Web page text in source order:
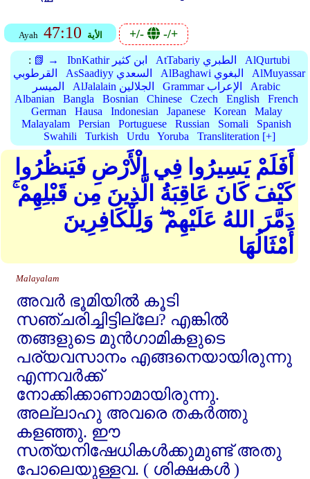
Ayah 47:10 الأية +/- -/+
: 📗 → IbnKathir ابن كثير AtTabariy الطبري
AlQurtubi
القرطوبي
AsSaadiyy السعدي AlBaghawi البغوي
AlMuyassar
الميسر
AlJalalain الجلالين Grammar الإعراب
Arabic
Albanian
Bangla Bosnian Chinese Czech English
French
German
Hausa Indonesian Japanese Korean
Malay
Malayalam
Persian Portuguese Russian Somali
Spanish
Swahili
Turkish Urdu Yoruba Transliteration [+]
أَفَلَمْ يَسِيرُوا فِي الْأَرْضِ فَيَنظُرُوا
كَيْفَ كَانَ عَاقِبَةُ الَّذِينَ مِن قَبْلِهِمْ ۚ
دَمَّرَ اللهُ عَلَيْهِمْ ۖ وَلِلْكَافِرِينَ
أَمْثَالُهَا
Malayalam
അവര്‍ ഭൂമിയില്‍ കൂടി
സഞ്ചരിച്ചിട്ടില്ലേ? എങ്കില്‍
തങ്ങളുടെ മുന്‍ഗാമികളുടെ
പര്യവസാനം എങ്ങനെയായിരുന്നു
എന്നവര്‍ക്ക്‌
നോക്കിക്കാണാമായിരുന്നു.
അല്ലാഹു അവരെ തകര്‍ത്തു
കളഞ്ഞു. ഈ
സത്യനിഷേധികള്‍ക്കുമുണ്ട്‌ അതു
പോലെയുള്ളവ. ( ശിക്ഷകള്‍ )